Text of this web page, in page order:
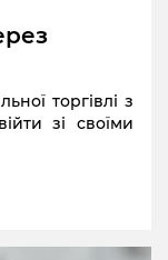
торгівлі з
зі своїми